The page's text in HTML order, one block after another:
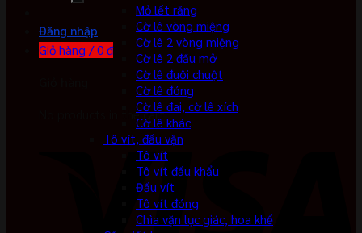
Đăng nhập
Giỏ hàng /0 ₫
No products in the cart.
Mỏ lết răng
Cờ lê vòng miệng
Cờ lê 2 vòng miệng
Cờ lê 2 đầu mở
Cờ lê đuôi chuột
Cờ lê đóng
Cờ lê đai, cờ lê xích
Cờ lê khác
Tô vít, đầu vặn
Tô vít
Tô vít đầu khẩu
Đầu vít
Tô vít đóng
Chìa vặn lục giác, hoa khế